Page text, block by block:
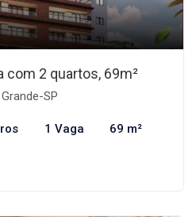
com 2 quartos, 69m²
SP
1 Vaga 69 m²